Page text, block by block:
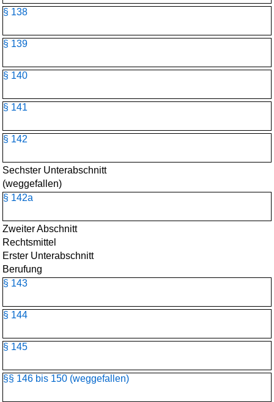
§ 138
§ 139
§ 140
§ 141
§ 142
Sechster Unterabschnitt
(weggefallen)
§ 142a
Zweiter Abschnitt
Rechtsmittel
Erster Unterabschnitt
Berufung
§ 143
§ 144
§ 145
§§ 146 bis 150 (weggefallen)